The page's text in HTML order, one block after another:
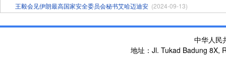
王毅会见伊朗最高国家安全委员会秘书艾哈迈迪安 (2024-09-13)
中华人民
地址：Jl. Tukad Badung 8X,